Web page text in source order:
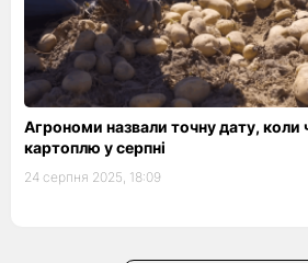
Агрономи назвали точну дату, коли
картоплю у серпні
24 серпня 2025, 18:09